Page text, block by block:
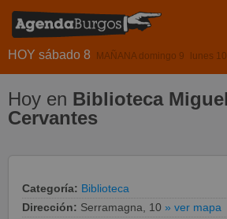
HOY sábado 8 MAÑANA domingo 9 lunes 10
Hoy en Biblioteca
Cervantes
Categoría: Biblioteca
Dirección: Serramagna, 10 » ver mapa